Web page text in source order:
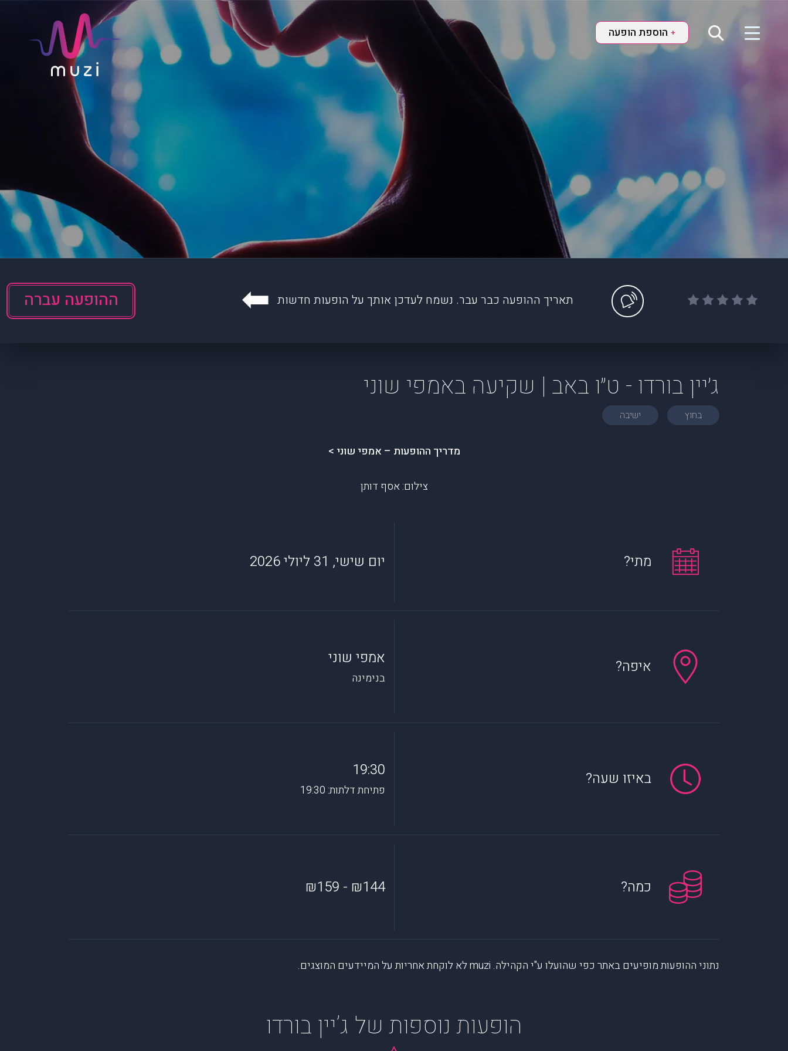
+ הוספת הופעה
תאריך ההופעה כבר עבר. נשמח לעדכן אותך על הופעות חדשות ההופעה עברה
ג׳יין בורדו - ט״ו באב | שקיעה באמפי שוני
בחוץ ישיבה
מדריך ההופעות – אמפי שוני >
צילום: אסף דותן
מתי? יום שישי, 31 ליולי 2026
איפה? אמפי שוני
בנימינה
באיזו שעה? 19:30
פתיחת דלתות: 19:30
כמה? ₪144 - ₪159
נתוני ההופעות מופיעים באתר כפי שהועלו ע"י הקהילה. muzi לא לוקחת אחריות על המיידעים המוצגים.
הופעות נוספות של ג’יין בורדו